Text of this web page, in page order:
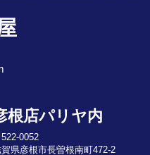
根店パリヤ内
0052
県彦根市長曽根南町472-2